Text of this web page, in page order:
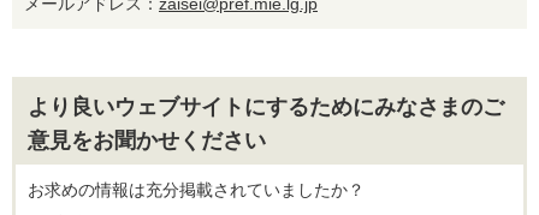
より良いウェブサイトにするためにみなさまのご
意見をお聞かせください
お求めの情報は充分掲載されていましたか？